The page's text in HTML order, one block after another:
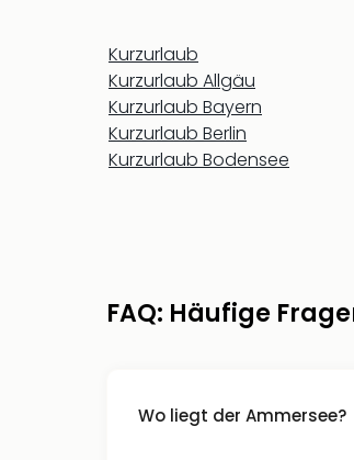
Kurzurlaub
Kurzurlaub Allgäu
Kurzurlaub Bayern
Kurzurlaub Berlin
Kurzurlaub Bodensee
FAQ: Häufige
Wo liegt der Ammersee?